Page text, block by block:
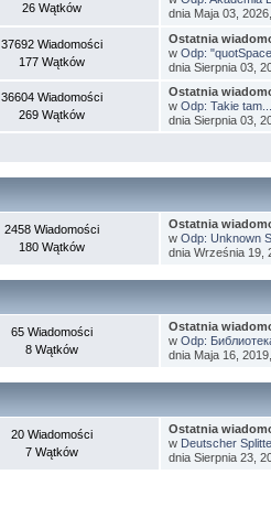
26 Wątków
dnia Maja 03,
37692 Wiadomości
177 Wątków
Ostatnia
wOdp:
dnia Sierpnia 03,
36604 Wiadomości
269 Wątków
Ostatnia
wOdp: Takie tam...
dnia Sierpnia 03,
2458 Wiadomości
180 Wątków
Ostatnia
wOdp: Unknown
dnia Września 19,
65 Wiadomości
8 Wątków
Ostatnia
wOdp:
dnia Maja 16,
20 Wiadomości
7 Wątków
Ostatnia
w Deutscher
dnia Sierpnia 23,